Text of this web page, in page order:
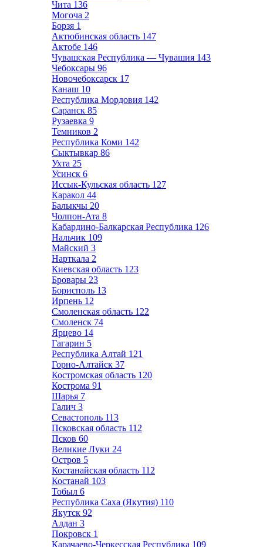
Чита 136
Могоча 2
Борзя 1
Актюбинская область 147
Актобе 146
Чувашская Республика — Чувашия 143
Чебоксары 96
Новочебоксарск 17
Канаш 10
Республика Мордовия 142
Саранск 85
Рузаевка 9
Темников 2
Республика Коми 142
Сыктывкар 86
Ухта 25
Усинск 6
Иссык-Кульская область 127
Каракол 44
Балыкчы 20
Чолпон-Ата 8
Кабардино-Балкарская Республика 126
Нальчик 109
Майский 3
Нарткала 2
Киевская область 123
Бровары 23
Борисполь 13
Ирпень 12
Смоленская область 122
Смоленск 74
Ярцево 14
Гагарин 5
Республика Алтай 121
Горно-Алтайск 37
Костромская область 120
Кострома 91
Шарья 7
Галич 3
Севастополь 113
Псковская область 112
Псков 60
Великие Луки 24
Остров 5
Костанайская область 112
Костанай 103
Тобыл 6
Республика Саха (Якутия) 110
Якутск 92
Алдан 3
Покровск 1
Карачаево-Черкесская Республика 109